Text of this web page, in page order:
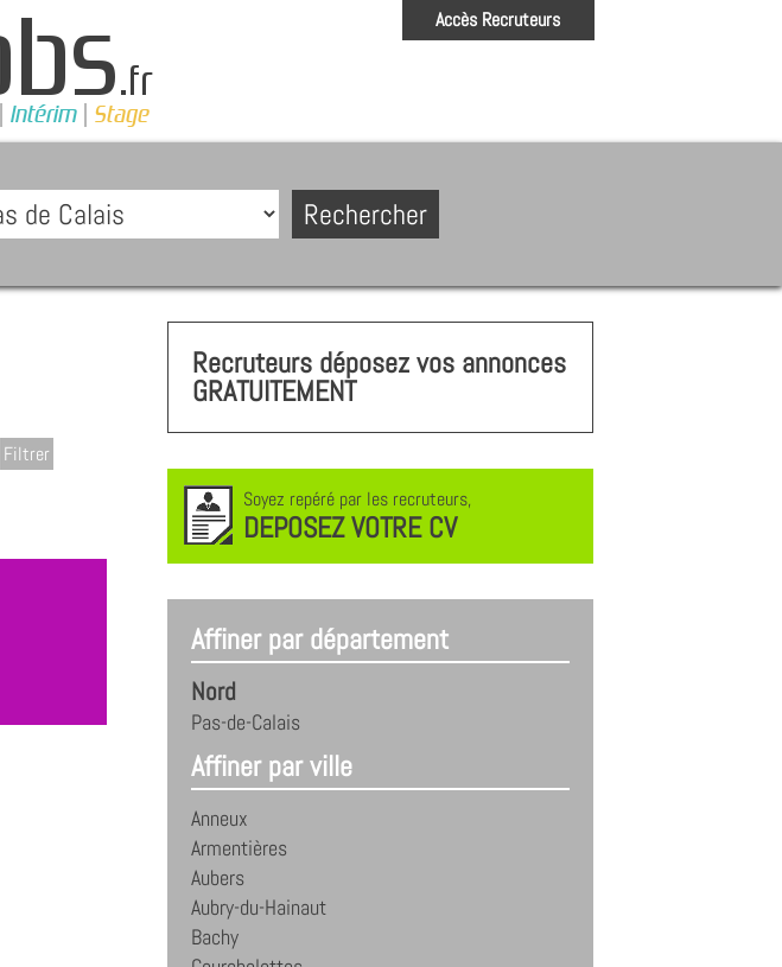
Accès Recruteurs
Recruteurs déposez vos annonces
GRATUITEMENT
Soyez repéré par les recruteurs,
DEPOSEZ VOTRE CV
Affiner par département
Nord
Pas-de-Calais
Affiner par ville
Anneux
Armentières
Aubers
Aubry-du-Hainaut
Bachy